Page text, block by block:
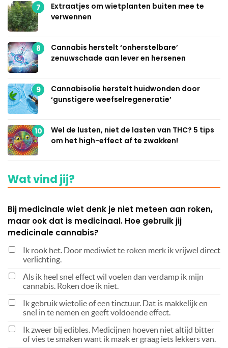
7
Extraatjes om wietplanten buiten mee te
verwennen
8
Cannabis herstelt ‘onherstelbare’
zenuwschade aan lever en hersenen
9
Cannabisolie herstelt huidwonden door
‘gunstigere weefselregeneratie’
10
Wel de lusten, niet de lasten van THC? 5 tips
om het high-effect af te zwakken!
Wat vind jij?
Bij medicinale wiet denk je niet meteen aan roken,
maar ook dat is medicinaal. Hoe gebruik jij
medicinale cannabis?
Ik rook het. Door mediwiet te roken merk ik vrijwel direct
verlichting.
Als ik heel snel effect wil voelen dan verdamp ik mijn
cannabis. Roken doe ik niet.
Ik gebruik wietolie of een tinctuur. Dat is makkelijk en
snel in te nemen en geeft voldoende effect.
Ik zweer bij edibles. Medicijnen hoeven niet altijd bitter
of vies te smaken want ik maak er graag iets lekkers van.